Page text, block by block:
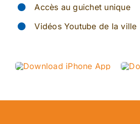
Accès au guichet unique
Vidéos Youtube de la ville